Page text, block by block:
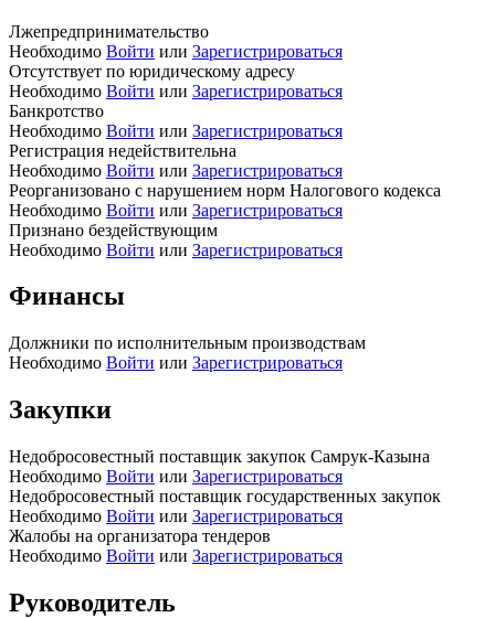
Лжепредпринимательство
Необходимо Войти или Зарегистрироваться
Отсутствует по юридическому адресу
Необходимо Войти или Зарегистрироваться
Банкротство
Необходимо Войти или Зарегистрироваться
Регистрация недействительна
Необходимо Войти или Зарегистрироваться
Реорганизовано с нарушением норм Налогового кодекса
Необходимо Войти или Зарегистрироваться
Признано бездействующим
Необходимо Войти или Зарегистрироваться
Финансы
Должники по исполнительным производствам
Необходимо Войти или Зарегистрироваться
Закупки
Недобросовестный поставщик закупок Самрук-Казына
Необходимо Войти или Зарегистрироваться
Недобросовестный поставщик государственных закупок
Необходимо Войти или Зарегистрироваться
Жалобы на организатора тендеров
Необходимо Войти или Зарегистрироваться
Руководитель